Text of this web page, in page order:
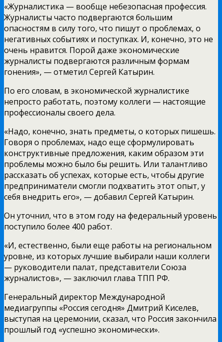
«Журналистика — вообще небезопасная профессия.
Журналисты часто подвергаются большим
опасностям в силу того, что пишут о проблемах, о
негативных событиях и поступках. И, конечно, это не
очень нравится. Порой даже экономические
журналисты подвергаются различным формам
гонения», — отметил Сергей Катырин.
По его словам, в экономической журналистике
непросто работать, поэтому коллеги — настоящие
профессионалы своего дела.
«Надо, конечно, знать предметы, о которых пишешь.
Говоря о проблемах, надо еще сформулировать
конструктивные предложения, каким образом эти
проблемы можно было бы решить. Или талантливо
рассказать об успехах, которые есть, чтобы другие
предприниматели смогли подхватить этот опыт, у
себя внедрить его», — добавил Сергей Катырин.
Он уточнил, что в этом году на федеральный уровень
поступило более 400 работ.
«И, естественно, были еще работы на региональном
уровне, из которых лучшие выбирали наши коллеги
— руководители палат, представители Союза
журналистов», — заключил глава ТПП РФ.
Генеральный директор Международной
медиагруппы «Россия сегодня» Дмитрий Киселев,
выступая на церемонии, сказал, что Россия закончила
прошлый год «успешно экономически».